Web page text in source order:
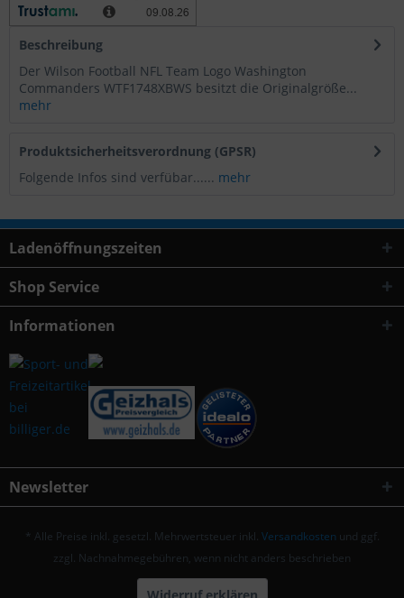
Beschreibung
Der Wilson Football NFL Team Logo Washington
Commanders WTF1748XBWS besitzt die Originalgröße...
mehr
Produktsicherheitsverordnung (GPSR)
Folgende Infos sind verfübar...... mehr
Ladenöffnungszeiten
Shop Service
Informationen
Newsletter
* Alle Preise inkl. gesetzl. Mehrwertsteuer inkl. Versandkosten und ggf.
zzgl. Nachnahmegebühren, wenn nicht anders beschrieben